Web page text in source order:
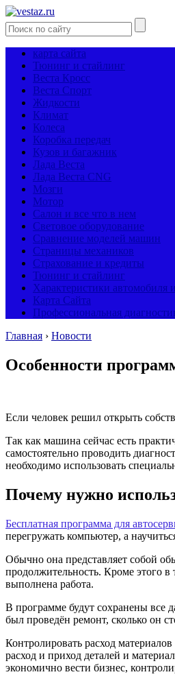
карта сайта
Тюнинг и стайлинг
Веста Кросс
Веста Спорт
Жидкости
Климат
Колеса
Коробка передач
Кузов и багажник
Лада Веста
Лада Веста CNG
Мозги
Мотор
Салон и все что в нем
Световое оборудование
Сравнение моделей машин
Страницы механиков
Страхование и кредиты
Тюнинг и стайлинг
Характеристики автомобиля
Карта Сайта
Профессиональная
Главная › Новости
Особенности
Если человек решил открыть
Так как машина сейчас есть
самостоятельно проводить
необходимо использовать
Почему нужно
Бесплатная программа для
перегружать компьютер, а
Обычно она представляет собой
продолжительность. Кроме этого в
выполнена работа.
В программе будут сохранены все
был проведён ремонт, сколько он
Контролировать расход
расход и приход деталей и
экономично вести бизнес,